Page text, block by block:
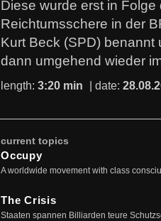
Diese wurde erst in
Reichtumsschere in der
Kurt Beck (SPD)
dann umgehend wieder
length: 3:20 min | date:
current topics
Occupy
A worldwide movement with class
The Crisis
Staaten spannen Billiarden teure